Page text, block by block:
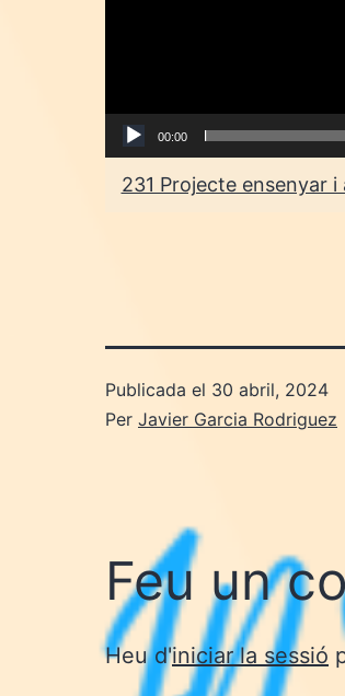
00:00
231 Projecte ensenyar i
Publicada el 30 abril, 2024
Per Javier Garcia Rodriguez
Feu un
Heu d'iniciar la sessió